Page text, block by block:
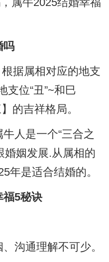
吗
据属相对应的地支
支位“丑”~和巳
的吉祥格局。
人是一个“三合之
婚姻发展.从属相的
年是适合结婚的。
福5秘诀
沟通理解不可少。